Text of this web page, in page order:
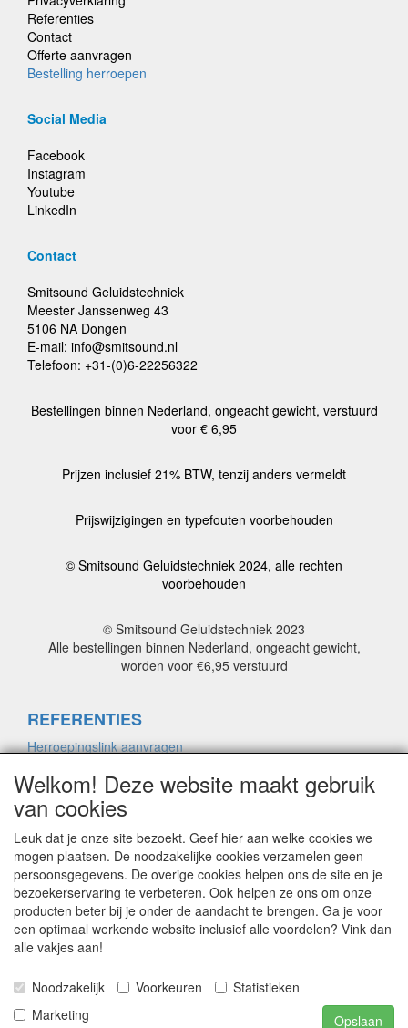
Referenties
Contact
Offerte aanvragen
Bestelling herroepen
Social Media
Facebook
Instagram
Youtube
LinkedIn
Contact
Smitsound Geluidstechniek
Meester Janssenweg 43
5106 NA Dongen
E-mail: info@smitsound.nl
Telefoon: +31-(0)6-22256322
Bestellingen binnen Nederland, ongeacht gewicht, verstuurd
voor € 6,95
Prijzen inclusief 21% BTW, tenzij anders vermeldt
Prijswijzigingen en typefouten voorbehouden
© Smitsound Geluidstechniek 2024, alle rechten
voorbehouden
© Smitsound Geluidstechniek 2023
Alle bestellingen binnen Nederland, ongeacht gewicht,
worden voor €6,95 verstuurd
REFERENTIES
Herroepingslink aanvragen
ALGEMENE VOORWAARDEN
Herroepingslink aanvragen
PRIVACYVERKLARING
Herroepingslink aanvragen
CONTACT
Herroepingslink aanvragen
Welkom! Deze website maakt gebruik
van cookies
Leuk dat je onze site bezoekt. Geef hier aan welke cookies we
mogen plaatsen. De noodzakelijke cookies verzamelen geen
persoonsgegevens. De overige cookies helpen ons de site en je
bezoekerservaring te verbeteren. Ook helpen ze ons om onze
producten beter bij je onder de aandacht te brengen. Ga je voor
een optimaal werkende website inclusief alle voordelen? Vink dan
alle vakjes aan!
Noodzakelijk Voorkeuren
Statistieken
Marketing
Opslaan